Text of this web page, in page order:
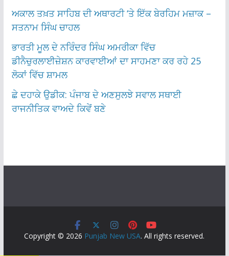
ਅਕਾਲ ਤਖ਼ਤ ਸਾਹਿਬ ਦੀ ਅਥਾਰਟੀ ‘ਤੇ ਇੱਕ ਬੇਰਹਿਮ ਮਜ਼ਾਕ –
ਸਤਨਾਮ ਸਿੰਘ ਚਾਹਲ
ਭਾਰਤੀ ਮੂਲ ਦੇ ਨਰਿੰਦਰ ਸਿੰਘ ਅਮਰੀਕਾ ਵਿੱਚ
ਡੀਨੈਚੁਰਲਾਈਜ਼ੇਸ਼ਨ ਕਾਰਵਾਈਆਂ ਦਾ ਸਾਹਮਣਾ ਕਰ ਰਹੇ 25
ਲੋਕਾਂ ਵਿੱਚ ਸ਼ਾਮਲ
ਛੇ ਦਹਾਕੇ ਉਡੀਕ: ਪੰਜਾਬ ਦੇ ਅਣਸੁਲਝੇ ਸਵਾਲ ਸਥਾਈ
ਰਾਜਨੀਤਿਕ ਵਾਅਦੇ ਕਿਵੇਂ ਬਣੇ
Copyright © 2026 Punjab New USA. All rights reserved.